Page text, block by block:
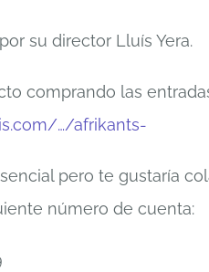
su director Lluís Yera.
comprando las
…/afrikants-
pero te gustaría
número de cuenta: